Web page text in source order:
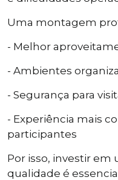
Uma montagem
- Melhor
- Ambientes
- Segurança para
- Experiência mais
participantes
Por isso, investir
qualidade é